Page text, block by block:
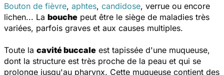
Bouton de fièvre, aphtes, candidose, verrue ou encore
lichen... La bouche peut être le siège de maladies très
variées, parfois graves et aux causes multiples.
Toute la cavité buccale est tapissée d'une muqueuse,
dont la structure est très proche de la peau et qui se
prolonge jusqu'au pharynx. Cette muqueuse contient des